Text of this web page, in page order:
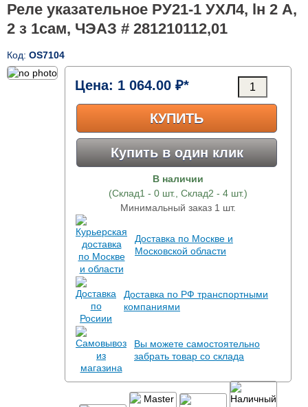
Реле указательное РУ21-1 УХЛ4, lн 2 А,
2 з 1сам, ЧЭАЗ # 281210112,01
Код: ОS7104
Цена: 1 064.00 ₽*
КУПИТЬ
Купить в один клик
В наличии
(Склад1 - 0 шт., Склад2 - 4 шт.)
Минимальный заказ 1 шт.
Доставка по Москве и
Московской области
Доставка по РФ транспортными
компаниями
Вы можете самостоятельно
забрать товар со склада